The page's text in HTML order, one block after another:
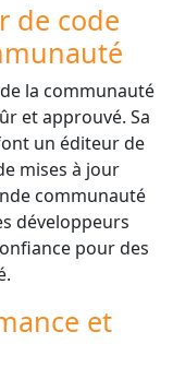
de code
la communauté
et approuvé. Sa
un éditeur de
mises à jour
communauté
développeurs
pour des
et